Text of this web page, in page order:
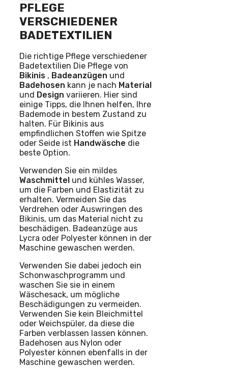
PFLEGE
VERSCHIEDENER
BADETEXTILIEN
Die richtige Pflege verschiedener
Badetextilien Die Pflege von
Bikinis , Badeanzügen und
Badehosen kann je nach Material
und Design variieren. Hier sind
einige Tipps, die Ihnen helfen, Ihre
Bademode in bestem Zustand zu
halten. Für Bikinis aus
empfindlichen Stoffen wie Spitze
oder Seide ist Handwäsche die
beste Option.
Verwenden Sie ein mildes
Waschmittel und kühles Wasser,
um die Farben und Elastizität zu
erhalten. Vermeiden Sie das
Verdrehen oder Auswringen des
Bikinis, um das Material nicht zu
beschädigen. Badeanzüge aus
Lycra oder Polyester können in der
Maschine gewaschen werden.
Verwenden Sie dabei jedoch ein
Schonwaschprogramm und
waschen Sie sie in einem
Wäschesack, um mögliche
Beschädigungen zu vermeiden.
Verwenden Sie kein Bleichmittel
oder Weichspüler, da diese die
Farben verblassen lassen können.
Badehosen aus Nylon oder
Polyester können ebenfalls in der
Maschine gewaschen werden.